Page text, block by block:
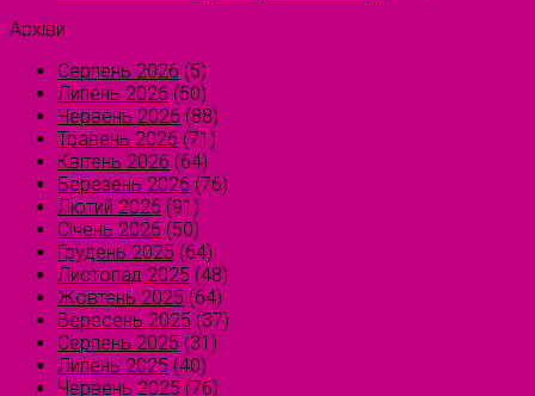
Архіви
Серпень 2026 (5)
Липень 2026 (50)
Червень 2026 (88)
Травень 2026 (71)
Квітень 2026 (64)
Березень 2026 (76)
Лютий 2026 (91)
Січень 2026 (50)
Грудень 2025 (64)
Листопад 2025 (48)
Жовтень 2025 (64)
Вересень 2025 (37)
Серпень 2025 (31)
Липень 2025 (40)
Червень 2025 (76)